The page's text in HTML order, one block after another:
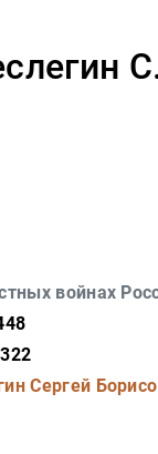
войнах
Сергей